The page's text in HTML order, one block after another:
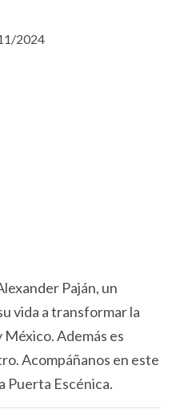
2024
Paján, un
vida a transformar la
Además es
Acompáñanos en este
Puerta Escénica.